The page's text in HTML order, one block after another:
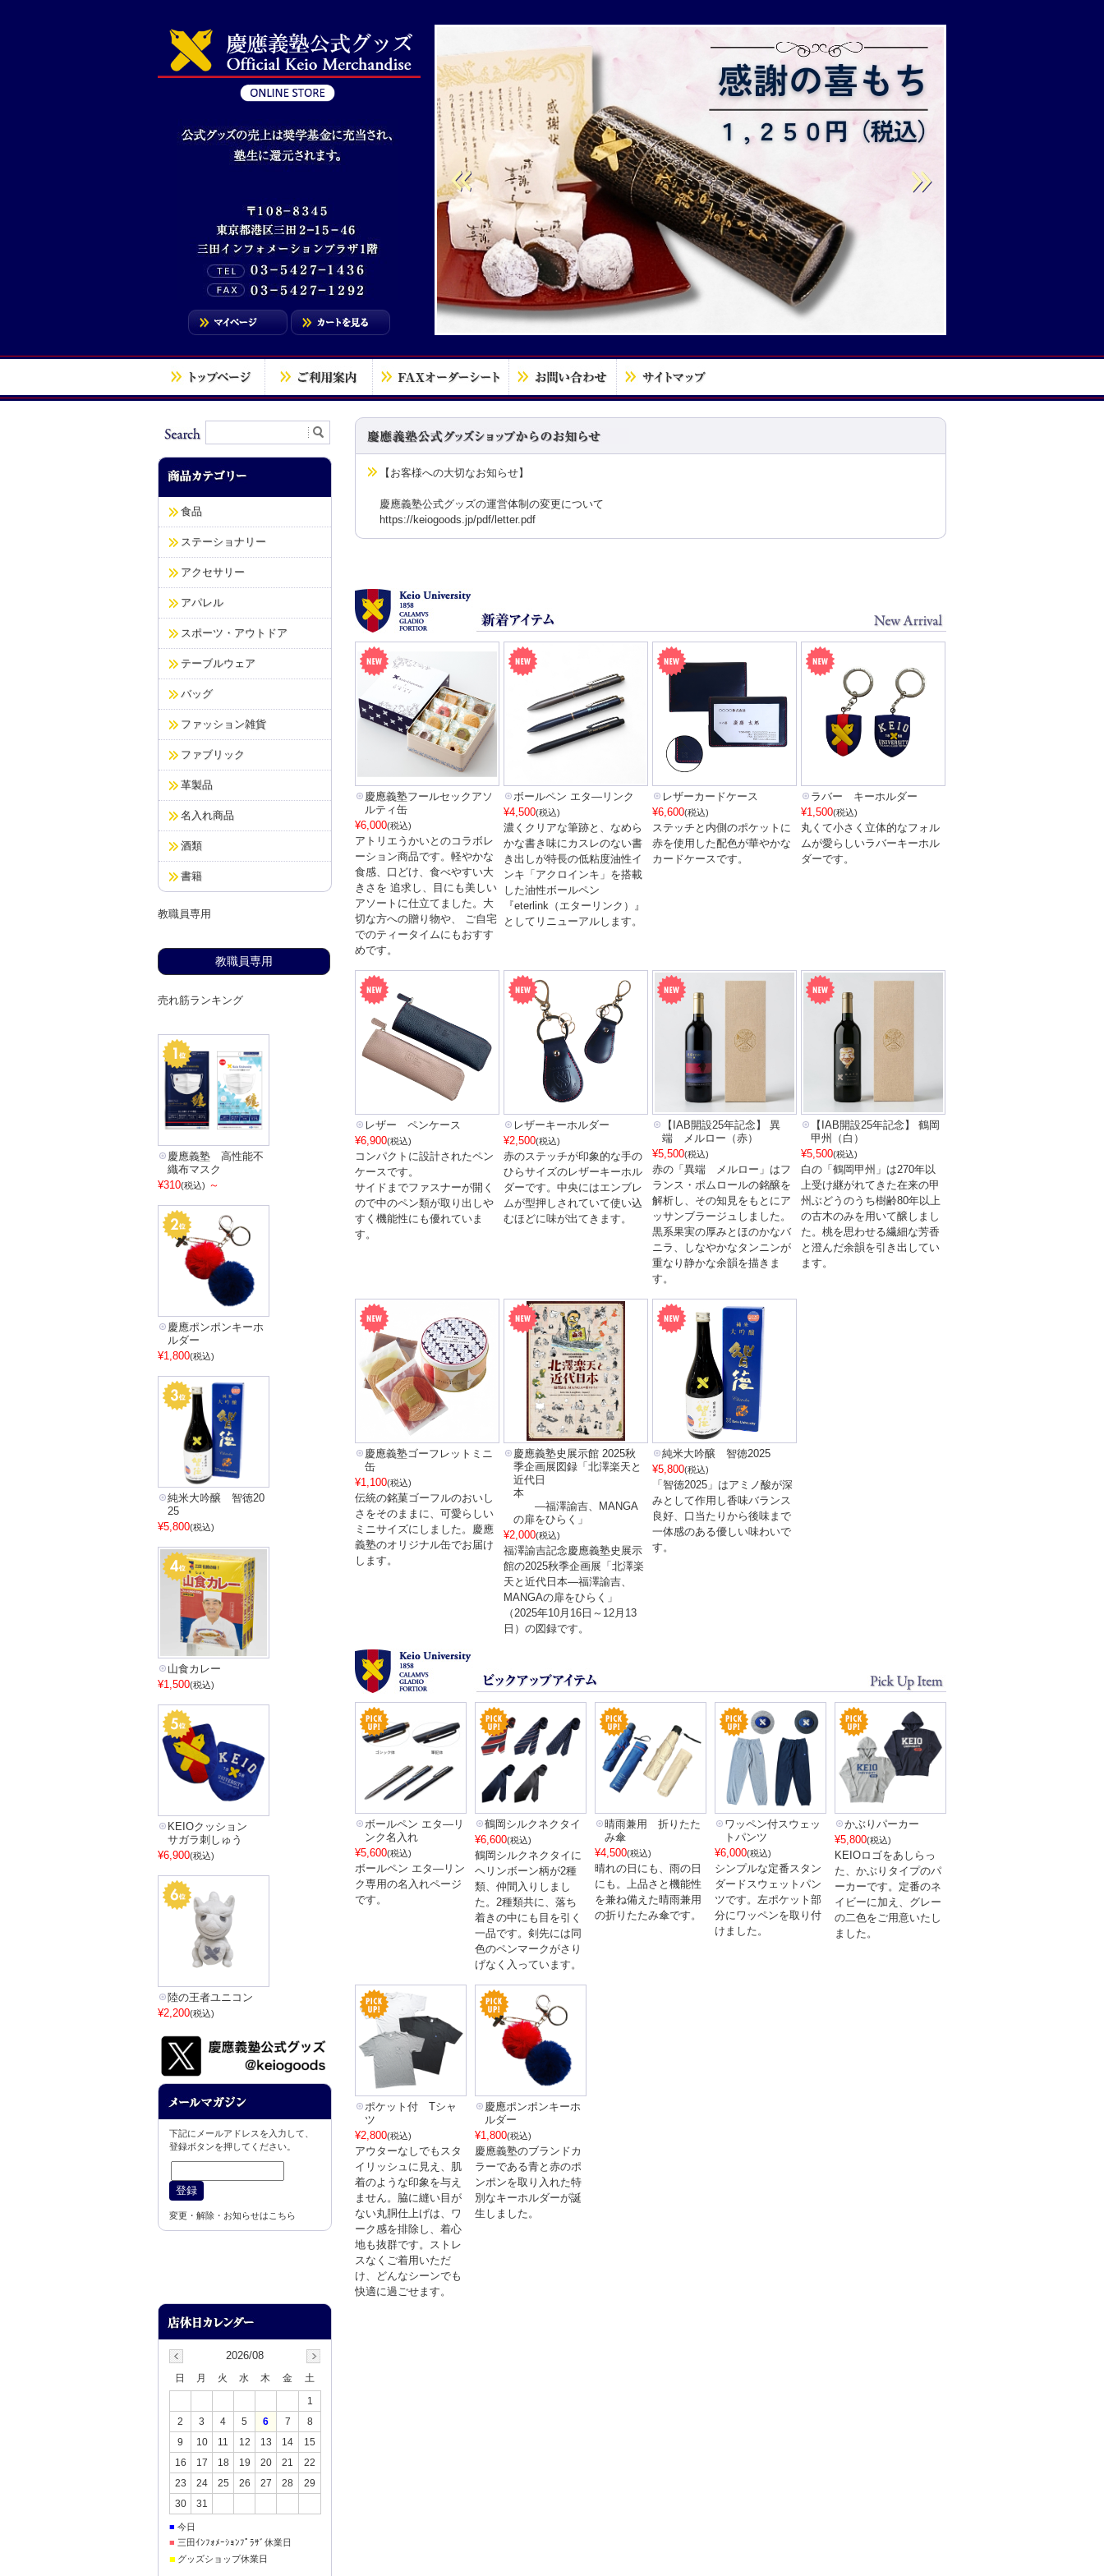
【お客様への大切なお知らせ】
慶應義塾公式グッズの運営体制の変更について
https://keiogoods.jp/pdf/letter.pdf
慶應義塾フールセックアソ
ルティ缶
¥6,000(税込)
アトリエうかいとのコラボレ
ーション商品です。軽やかな
食感、口どけ、食べやすい大
きさを 追求し、目にも美しい
アソートに仕立てました。大
切な方への贈り物や、 ご自宅
でのティータイムにもおすす
めです。
ボールペン エタ―リンク
¥4,500(税込)
濃くクリアな筆跡と、なめら
かな書き味にカスレのない書
き出しが特長の低粘度油性イ
ンキ「アクロインキ」を搭載
した油性ボールペン
『eterlink（エターリンク）』
としてリニューアルします。
レザーカードケース
¥6,600(税込)
ステッチと内側のポケットに
赤を使用した配色が華やかな
カードケースです。
ラバー キーホルダー
¥1,500(税込)
丸くて小さく立体的なフォル
ムが愛らしいラバーキーホル
ダーです。
レザー ペンケース
¥6,900(税込)
コンパクトに設計されたペン
ケースです。
サイドまでファスナーが開く
ので中のペン類が取り出しや
すく機能性にも優れていま
す。
レザーキーホルダー
¥2,500(税込)
赤のステッチが印象的な手の
ひらサイズのレザーキーホル
ダーです。中央にはエンブレ
ムが型押しされていて使い込
むほどに味が出てきます。
【IAB開設25年記念】 異
端 メルロー（赤）
¥5,500(税込)
赤の「異端 メルロー」はフ
ランス・ポムロールの銘醸を
解析し、その知見をもとにア
ッサンブラージュしました。
黒系果実の厚みとほのかなバ
ニラ、しなやかなタンニンが
重なり静かな余韻を描きま
す。
【IAB開設25年記念】 鶴岡
甲州（白）
¥5,500(税込)
白の「鶴岡甲州」は270年以
上受け継がれてきた在来の甲
州ぶどうのうち樹齢80年以上
の古木のみを用いて醸しまし
た。桃を思わせる繊細な芳香
と澄んだ余韻を引き出してい
ます。
慶應義塾ゴーフレットミニ
缶
¥1,100(税込)
伝統の銘菓ゴーフルのおいし
さをそのままに、可愛らしい
ミニサイズにしました。慶應
義塾のオリジナル缶でお届け
します。
慶應義塾史展示館 2025秋
季企画展図録「北澤楽天と
近代日
本
―福澤諭吉、MANGA
の扉をひらく」
¥2,000(税込)
福澤諭吉記念慶應義塾史展示
館の2025秋季企画展「北澤楽
天と近代日本―福澤諭吉、
MANGAの扉をひらく」
（2025年10月16日～12月13
日）の図録です。
純米大吟醸 智徳2025
¥5,800(税込)
「智徳2025」はアミノ酸が深
みとして作用し香味バランス
良好、口当たりから後味まで
一体感のある優しい味わいで
す。
ボールペン エタ―リ
ンク名入れ
¥5,600(税込)
ボールペン エタ―リン
ク専用の名入れページ
です。
鶴岡シルクネクタイ
¥6,600(税込)
鶴岡シルクネクタイに
ヘリンボーン柄が2種
類、仲間入りしまし
た。2種類共に、落ち
着きの中にも目を引く
一品です。剣先には同
色のペンマークがさり
げなく入っています。
晴雨兼用 折りたた
み傘
¥4,500(税込)
晴れの日にも、雨の日
にも。上品さと機能性
を兼ね備えた晴雨兼用
の折りたたみ傘です。
ワッペン付スウェッ
トパンツ
¥6,000(税込)
シンプルな定番スタン
ダードスウェットパン
ツです。左ポケット部
分にワッペンを取り付
けました。
かぶりパーカー
¥5,800(税込)
KEIOロゴをあしらっ
た、かぶりタイプのパ
ーカーです。定番のネ
イビーに加え、グレー
の二色をご用意いたし
ました。
ポケット付 Tシャ
ツ
¥2,800(税込)
アウターなしでもスタ
イリッシュに見え、肌
着のような印象を与え
ません。脇に縫い目が
ない丸胴仕上げは、ワ
ーク感を排除し、着心
地も抜群です。ストレ
スなくご着用いただ
け、どんなシーンでも
快適に過ごせます。
慶應ポンポンキーホ
ルダー
¥1,800(税込)
慶應義塾のブランドカ
ラーである青と赤のポ
ンポンを取り入れた特
別なキーホルダーが誕
生しました。
食品
ステーショナリー
アクセサリー
アパレル
スポーツ・アウトドア
テーブルウェア
バッグ
ファッション雑貨
ファブリック
革製品
名入れ商品
酒類
書籍
教職員専用
教職員専用
売れ筋ランキング
慶應義塾 高性能不
織布マスク
¥310(税込) ～
慶應ポンポンキーホ
ルダー
¥1,800(税込)
純米大吟醸 智徳20
25
¥5,800(税込)
山食カレー
¥1,500(税込)
KEIOクッション
サガラ刺しゅう
¥6,900(税込)
陸の王者ユニコン
¥2,200(税込)
下記にメールアドレスを入力して、
登録ボタンを押してください。
変更・解除・お知らせはこちら
2026/08
日 月 火 水 木 金
土
1
2
3 4 5 6 7
8
9
10 11 12 13 14
15
16
17 18 19 20 21
22
23
24 25 26 27 28
29
30
31
■ 今日
■ 三田ｲﾝﾌｫﾒｰｼｮﾝﾌﾟﾗｻﾞ休業日
■ グッズショップ休業日